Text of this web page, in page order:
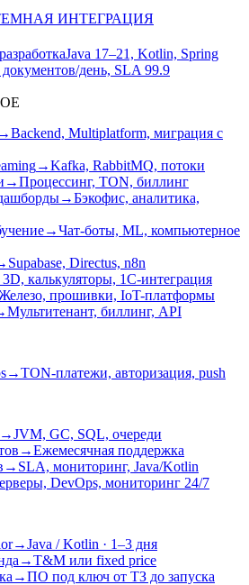
ИНТЕГРАЦИЯ
Java 17–21, Kotlin, Spring
день, SLA 99.9
→Backend, Multiplatform, миграция с
→Kafka, RabbitMQ, потоки
→Процессинг, TON, биллинг
→Бэкофис, аналитика,
→Чат-боты, ML, компьютерное
Supabase, Directus, n8n
3D, калькуляторы, 1С-интеграция
прошивки, IoT-платформы
Мультитенант, биллинг, API
→TON-платежи, авторизация, push
→JVM, GC, SQL, очереди
→Ежемесячная поддержка
→ SLA, мониторинг, Java/Kotlin
DevOps, мониторинг 24/7
→Java / Kotlin · 1–3 дня
→T&M или fixed price
→ПО под ключ от ТЗ до запуска